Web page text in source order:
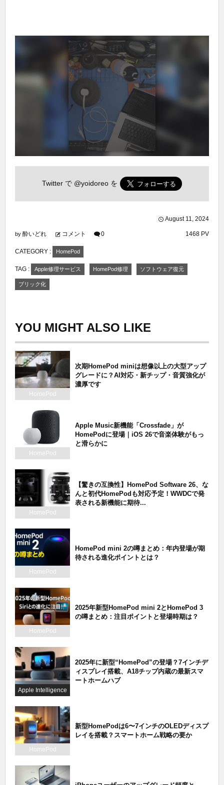
Twitter で @yoidoreo を
August 11, 2024
by 酔いどれ コメント 0 1468 PV
CATEGORY : HomePod
TAG : Apple修理サービス HomePod修理 ソフトウェア復元
ブリック化
YOU MIGHT ALSO LIKE
HomePod
次期HomePod miniは想像以上の大型アップ
グレードに？AI対応・新チップ・音質強化が
濃厚です
HomePod
Apple Music新機能「Crossfade」が
HomePodに登場｜iOS 26で音楽体験がもっ
と滑らかに
HomePod
【驚きの互換性】HomePod Software 26、な
んと初代HomePodも対応予定！WWDCで発
表される新機能に期待...
HomePod
HomePod mini 2の噂まとめ：年内登場が期
待される進化ポイントとは？
HomePod
2025年新型HomePod mini 2とHomePod 3
の噂まとめ：注目ポイントと登場時期は？
Apple Intelligence
2025年に新型“HomePod”の登場？7インチデ
ィスプレイ搭載、A18チップ内蔵の最新スマ
ートホームハブ
HomePod
新型HomePodは6〜7インチのOLEDディスプ
レイを搭載？スマートホーム戦略の要か